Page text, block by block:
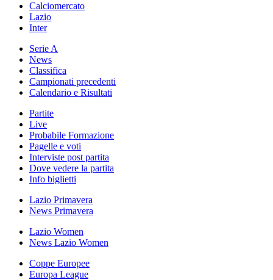
Calciomercato
Lazio
Inter
Serie A
News
Classifica
Campionati precedenti
Calendario e Risultati
Partite
Live
Probabile Formazione
Pagelle e voti
Interviste post partita
Dove vedere la partita
Info biglietti
Lazio Primavera
News Primavera
Lazio Women
News Lazio Women
Coppe Europee
Europa League